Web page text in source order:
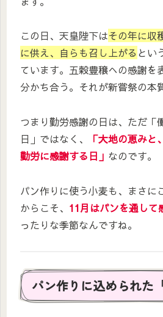
この日、天皇陛下はその年に収
に供え、自らも召し上がる とい
ています。五穀豊穣への感謝を
分かち合う。それが新嘗祭の本
つまり勤労感謝の日は、ただ「
日」ではなく、
「大地の恵み
勤労に感謝する日」 なのです。
パン作りに使う小麦も、まさに
からこそ、 11月はパンを通して
ったりな季節なんですね。
パン作りに込められた